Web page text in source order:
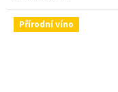
Přírodní víno